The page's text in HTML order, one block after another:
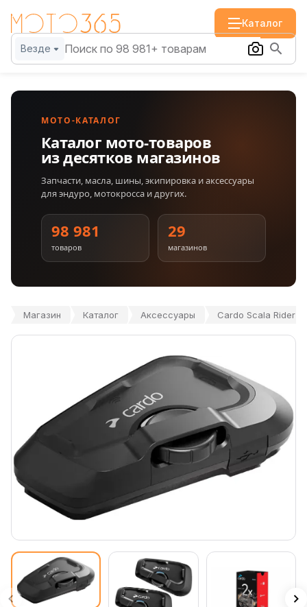
Каталог
Везде
МОТО-КАТАЛОГ
Каталог мото-товаров
из десятков магазинов
Запчасти, масла, шины, экипировка и аксессуары
для эндуро, мотокросса и других.
98 981
товаров
29
магазинов
Магазин Каталог Аксессуары Cardo Scala Rider